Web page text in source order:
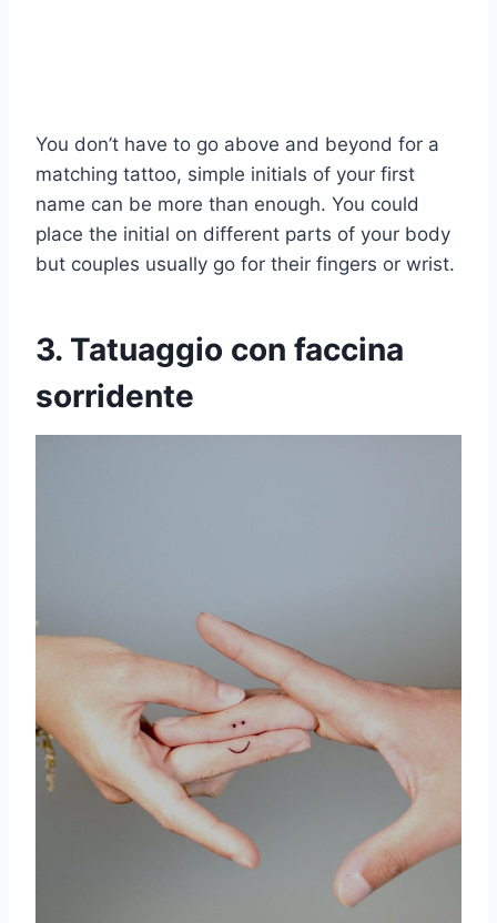
You don’t have to go above and beyond for a
matching tattoo, simple initials of your first
name can be more than enough. You could
place the initial on different parts of your body
but couples usually go for their fingers or wrist.
3. Tatuaggio con faccina
sorridente